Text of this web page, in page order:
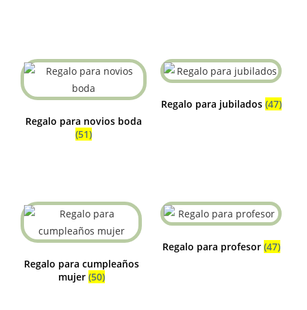
Regalo para novios boda
(51)
Regalo para jubilados (47)
Regalo para cumpleaños
mujer (50)
Regalo para profesor (47)